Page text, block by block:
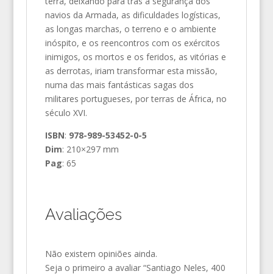
navios da Armada, as dificuldades logísticas,
as longas marchas, o terreno e o ambiente
inóspito, e os reencontros com os exércitos
inimigos, os mortos e os feridos, as vitórias e
as derrotas, iriam transformar esta missão,
numa das mais fantásticas sagas dos
militares portugueses, por terras de África, no
século XVI.
ISBN: 978-989-53452-0-5
Dim: 210×297 mm
Pag: 65
Avaliações
Não existem opiniões ainda.
Seja o primeiro a avaliar “Santiago Neles, 400